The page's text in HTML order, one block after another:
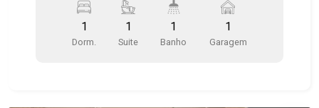
- Área de serviço integrada a varanda - Ponto
elétrico para churrasqueira grill - Janela com
persiana integrada automatizada - Aquecimento a
1
Dorm.
1
Suite
1
Banho
1
Garagem